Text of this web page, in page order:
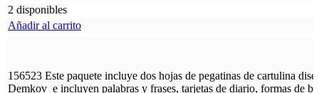
2 disponibles
Añadir al carrito
156523 Este paquete incluye dos hojas de pegatinas de cartulina
Demkov e incluyen palabras y frases, tarjetas de diario, formas de